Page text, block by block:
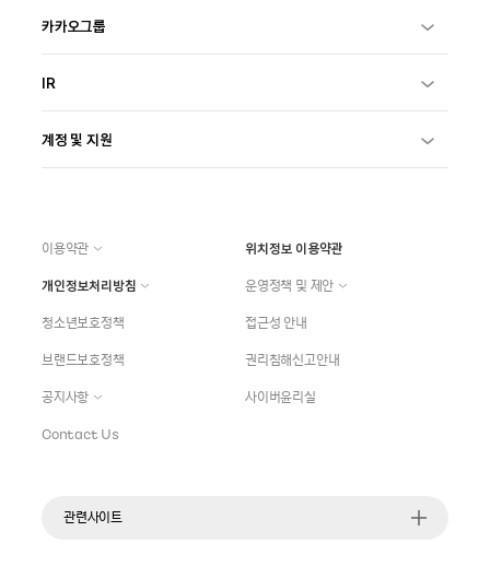
카카오그룹
IR
계정 및 지원
이용약관
위치정보 이용약관
개인정보처리방침
운영정책 및 제안
청소년보호정책
접근성 안내
브랜드보호정책
권리침해신고안내
공지사항
사이버윤리실
Contact Us
관련사이트